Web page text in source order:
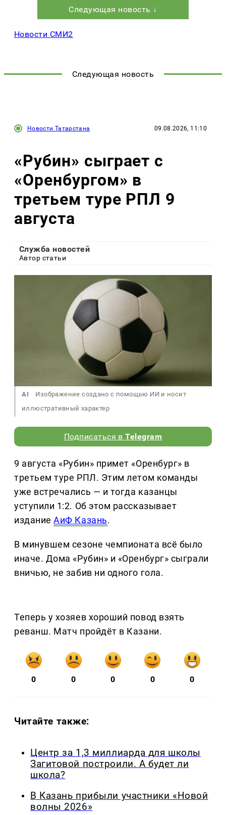
Следующая новость ↓
Новости СМИ2
Следующая новость
Новости Татарстана 09.08.2026, 11:10
«Рубин» сыграет с
«Оренбургом» в
третьем туре РПЛ 9
августа
Служба новостей
Автор статьи
AI
Изображение создано с помощью ИИ и носит
иллюстративный характер
Подписаться вTelegram
9 августа «Рубин» примет «Оренбург» в
третьем туре РПЛ. Этим летом команды
уже встречались — и тогда казанцы
уступили 1:2. Об этом рассказывает
изданиеАиФ Казань.
В минувшем сезоне чемпионата всё было
иначе. Дома «Рубин» и «Оренбург» сыграли
вничью, не забив ни одного гола.
Теперь у хозяев хороший повод взять
реванш. Матч пройдёт в Казани.
0 0 0 0 0
Читайте также:
Центр за 1,3 миллиарда для школы
Загитовой построили. А будет ли
школа?
В Казань прибыли участники «Новой
волны 2026»